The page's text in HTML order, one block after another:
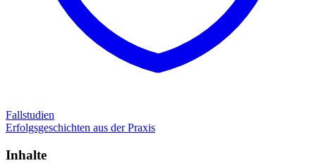
Fallstudien
Erfolgsgeschichten aus der Praxis
Inhalte